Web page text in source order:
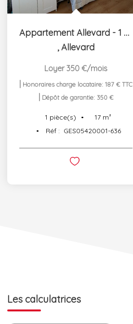
Appartement Allevard - 1 pièce(s) - 16.88 m2
,Allevard
Loyer 350 €/mois
Honoraires charge locataire: 187 € TTC
Dépôt de garantie: 350 €
1 pièce(s) 17 m²
Réf : GES05420001-636
Les calculatrices